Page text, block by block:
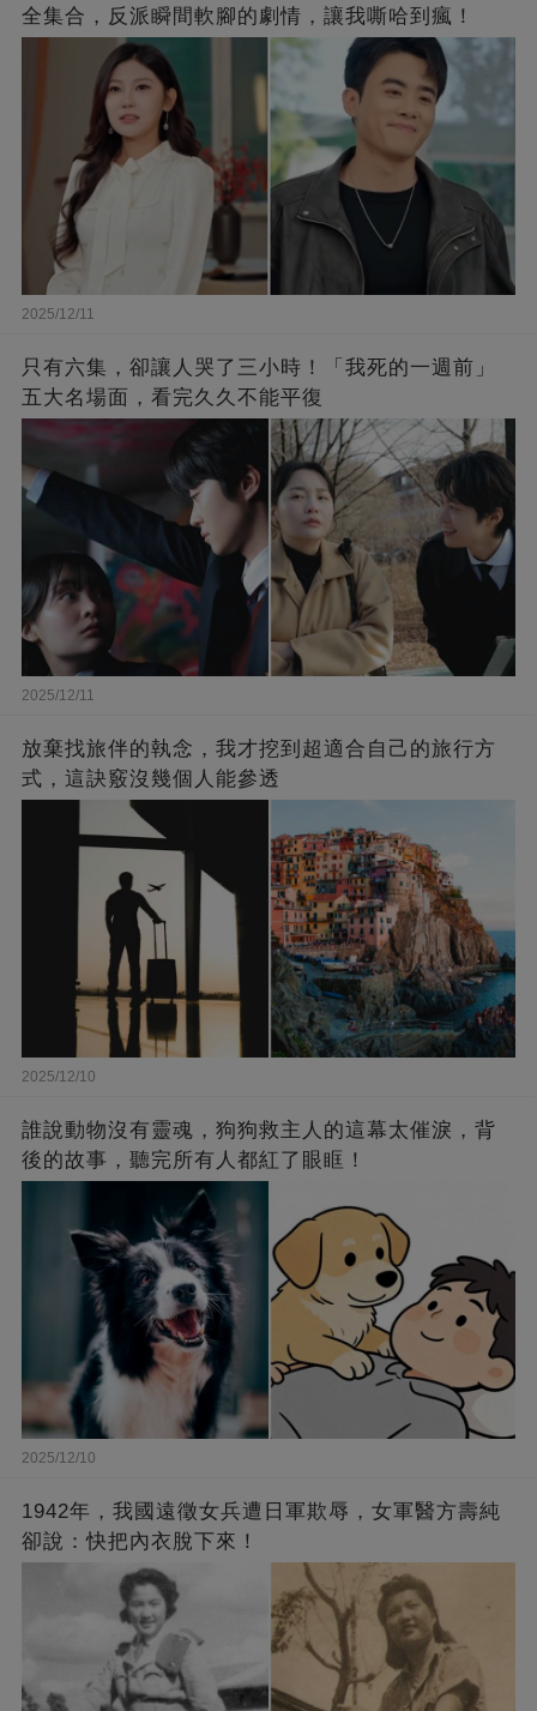
全集合，反派瞬間軟腳的劇情，讓我嘶哈到瘋！
2025/12/11
只有六集，卻讓人哭了三小時！「我死的一週前」
五大名場面，看完久久不能平復
2025/12/11
放棄找旅伴的執念，我才挖到超適合自己的旅行方
式，這訣竅沒幾個人能參透
2025/12/10
誰說動物沒有靈魂，狗狗救主人的這幕太催淚，背
後的故事，聽完所有人都紅了眼眶！
2025/12/10
1942年，我國遠徵女兵遭日軍欺辱，女軍醫方壽純
卻說：快把內衣脫下來！